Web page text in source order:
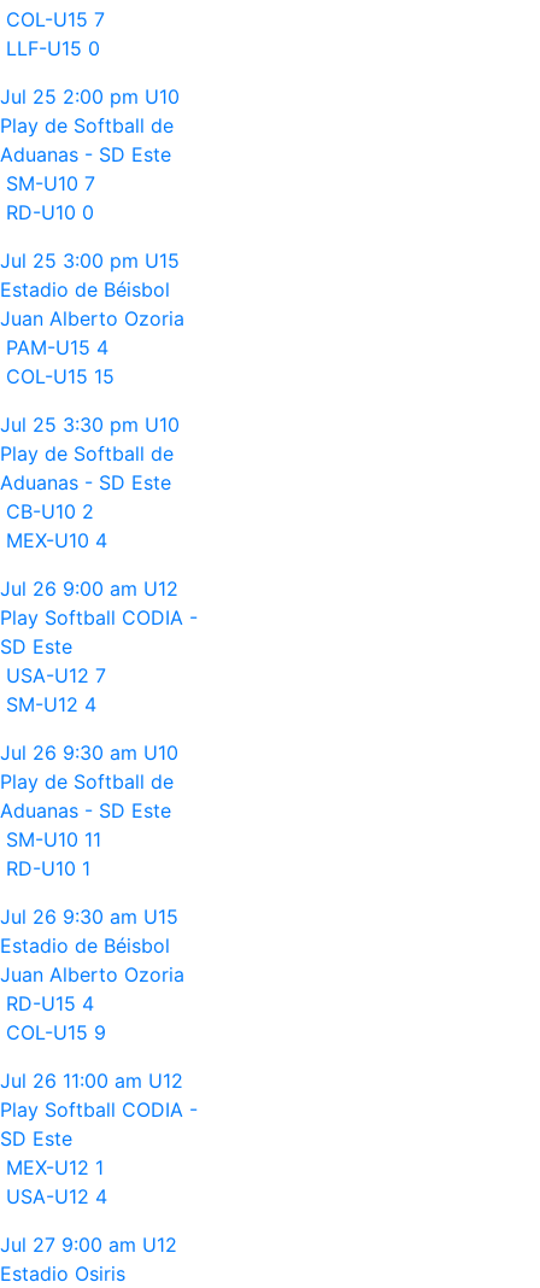
COL-U15 7
LLF-U15 0
Jul 25 2:00 pm U10
Play de Softball de
Aduanas - SD Este
SM-U10 7
RD-U10 0
Jul 25 3:00 pm U15
Estadio de Béisbol
Juan Alberto Ozoria
PAM-U15 4
COL-U15 15
Jul 25 3:30 pm U10
Play de Softball de
Aduanas - SD Este
CB-U10 2
MEX-U10 4
Jul 26 9:00 am U12
Play Softball CODIA -
SD Este
USA-U12 7
SM-U12 4
Jul 26 9:30 am U10
Play de Softball de
Aduanas - SD Este
SM-U10 11
RD-U10 1
Jul 26 9:30 am U15
Estadio de Béisbol
Juan Alberto Ozoria
RD-U15 4
COL-U15 9
Jul 26 11:00 am U12
Play Softball CODIA -
SD Este
MEX-U12 1
USA-U12 4
Jul 27 9:00 am U12
Estadio Osiris